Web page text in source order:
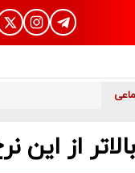
از این